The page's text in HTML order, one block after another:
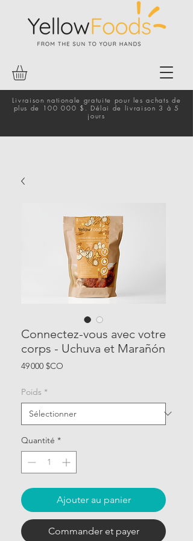
Livraison nationale gratuite pour les achats de
plus de 100 000 $. Délai de livraison 3 à 5
jours
Connectez-vous avec votre
corps - Uchuva et Marañón
49 000 $CO
Poids *
Quantité *
Ajouter au panier
Commander et payer